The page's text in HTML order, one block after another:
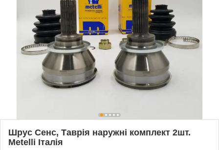
Шрус Сенс, Таврія наружні комплект 2шт.
Metelli Італія